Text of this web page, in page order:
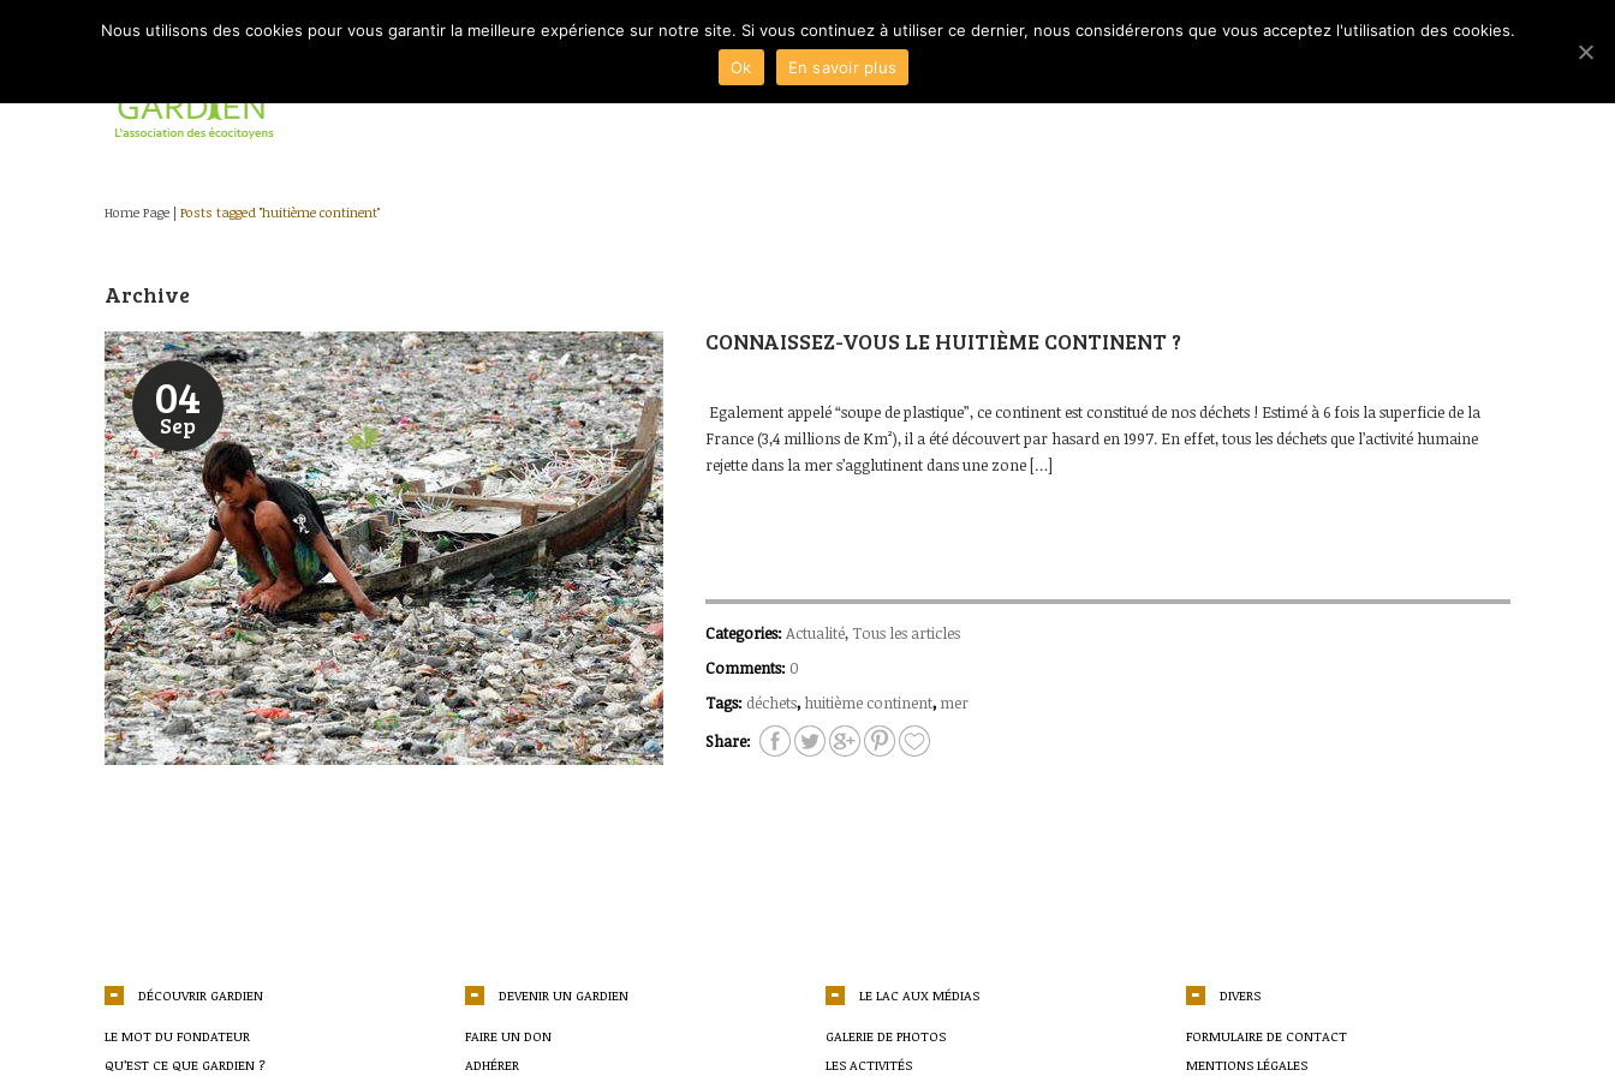
ACCUEIL
Home Page | Posts tagged "huitième continent"
Archive
04
Sep
CONNAISSEZ-VOUS LE HUITIÈME CONTINENT ?
Egalement appelé “soupe de plastique”, ce continent est constitué de nos déchets ! Estimé à 6 fois la superficie de la
France (3,4 millions de Km²), il a été découvert par hasard en 1997. En effet, tous les déchets que l’activité humaine
rejette dans la mer s’agglutinent dans une zone […]
Categories:Actualité, Tous les articles
Comments: 0
Tags: déchets, huitième continent, mer
Share:
DÉCOUVRIR GARDIEN
LE MOT DU FONDATEUR
QU’EST CE QUE GARDIEN ?
DEVENIR UN GARDIEN
FAIRE UN DON
ADHÉRER
LE LAC AUX MÉDIAS
GALERIE DE PHOTOS
LES ACTIVITÉS
DIVERS
FORMULAIRE DE CONTACT
MENTIONS LÉGALES
Nous utilisons des cookies pour vous garantir la meilleure expérience sur notre site. Si vous continuez à utiliser ce dernier, nous considérerons que vous acceptez l'utilisation des cookies.
Ok
En savoir plus